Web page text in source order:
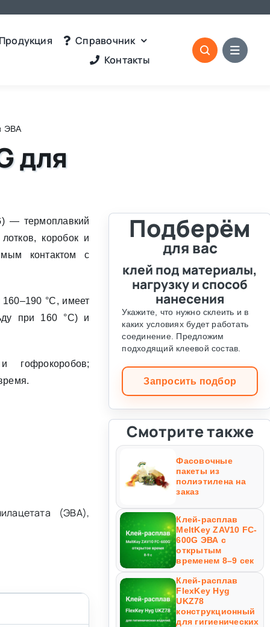
Продукция
Справочник
Контакты
ЭВА
для
— термоплавкий
коробок и
контактом с
°C, имеет
при 160 °C) и
гофрокоробов;
(ЭВА),
Подберём
для вас
клей под материалы,
нагрузку и способ
нанесения
Укажите, что нужно склеить и в
каких условиях будет работать
соединение. Предложим
подходящий клеевой состав.
Запросить подбор
Смотрите также
Фасовочные
пакеты из
полиэтилена на
заказ
Клей-расплав
MeltKey ZAV10 FC-
600G ЭВА с
открытым
временем 8–9 сек
Клей-расплав
FlexKey Hyg
UKZ78
конструкционный
для гигиенических